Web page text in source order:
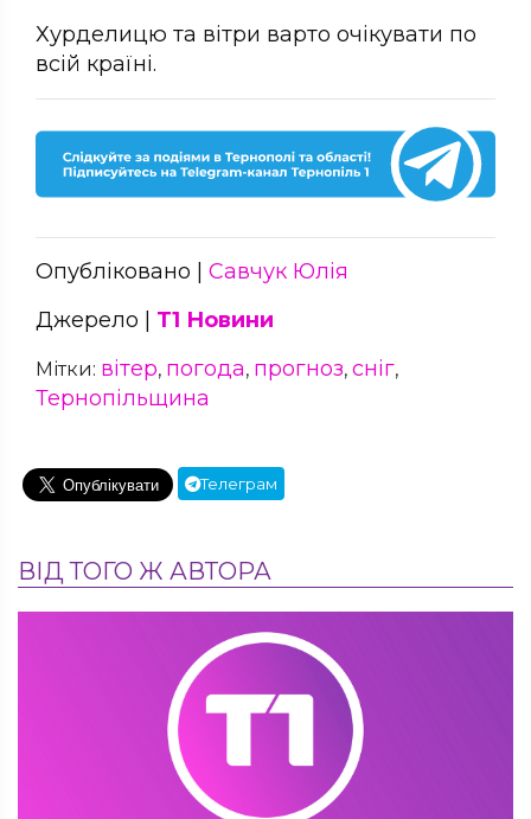
Хурделицю та вітри варто очікувати по
всій країні.
Опубліковано | Савчук Юлія
Джерело | Т1 Новини
Мітки: вітер, погода, прогноз, сніг,
Тернопільщина
Телеграм
ВІД ТОГО Ж АВТОРА